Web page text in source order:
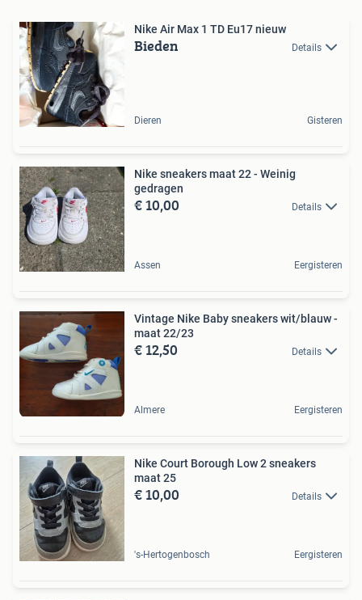
Nike Air Max 1 TD Eu17 nieuw
Bieden Details
Dieren Gisteren
Nike sneakers maat 22 - Weinig
gedragen
€ 10,00 Details
Assen Eergisteren
Vintage Nike Baby sneakers wit/blauw -
maat 22/23
€ 12,50 Details
Almere Eergisteren
Nike Court Borough Low 2 sneakers
maat 25
€ 10,00 Details
's-Hertogenbosch Eergisteren